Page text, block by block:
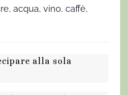
acqua, vino, caffè,
alla sola